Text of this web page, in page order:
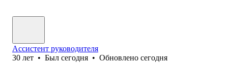
Ассистент руководителя
30 лет • Был сегодня • Обновлено сегодня